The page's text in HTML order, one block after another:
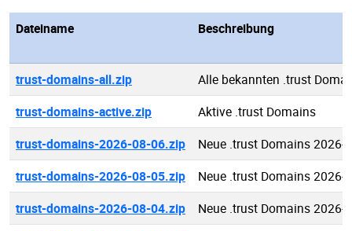
Dateiname Beschreibung
trust-domains-all.zip
Alle bekannten .trust
trust-domains-active.zip
Aktive .trust Domains
trust-domains-2026-08-06.zip
Neue .trust Domains 2026-
trust-domains-2026-08-05.zip
Neue .trust Domains 2026-
trust-domains-2026-08-04.zip
Neue .trust Domains 2026-